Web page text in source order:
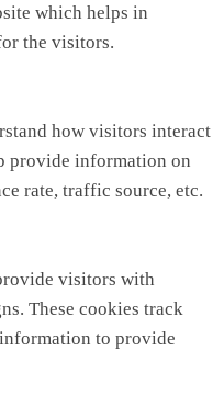
which helps in
the visitors.
how visitors interact
provide information on
rate, traffic source, etc.
visitors with
These cookies track
to provide